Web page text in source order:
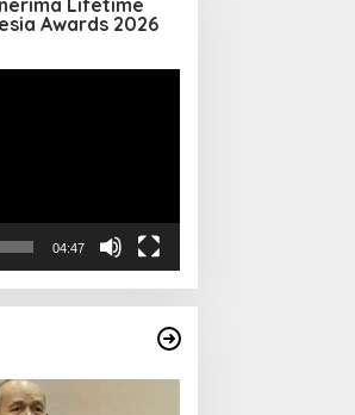
Awards 2026
04:47